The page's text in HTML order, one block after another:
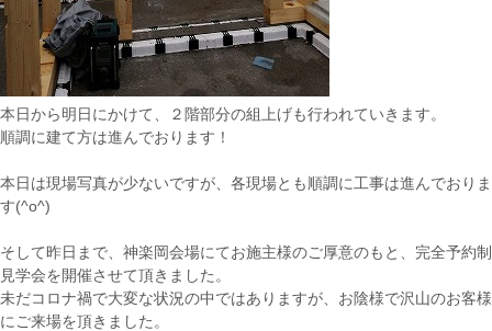
本日から明日にかけて、２階部分の組上げも行われていきます。
順調に建て方は進んでおります！
本日は現場写真が少ないですが、各現場とも順調に工事は進んでおりま
す(^o^)
そして昨日まで、神楽岡会場にてお施主様のご厚意のもと、完全予約制
見学会を開催させて頂きました。
未だコロナ禍で大変な状況の中ではありますが、お陰様で沢山のお客様
にご来場を頂きました。